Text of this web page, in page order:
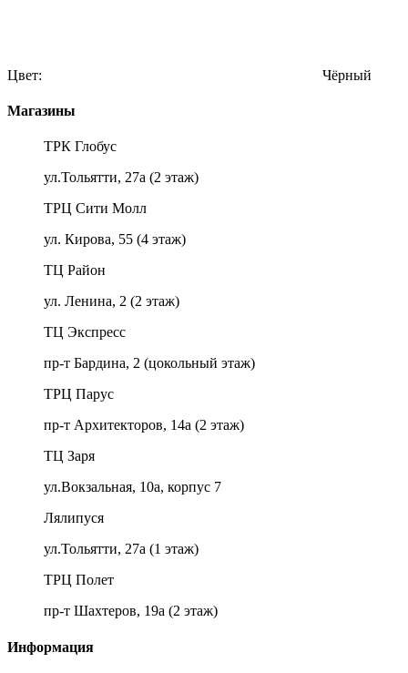
Цвет: Чёрный
Магазины
ТРК Глобус
ул.Тольятти, 27а (2 этаж)
ТРЦ Сити Молл
ул. Кирова, 55 (4 этаж)
ТЦ Район
ул. Ленина, 2 (2 этаж)
ТЦ Экспресс
пр-т Бардина, 2 (цокольный этаж)
ТРЦ Парус
пр-т Архитекторов, 14а (2 этаж)
ТЦ Заря
ул.Вокзальная, 10а, корпус 7
Лялипуся
ул.Тольятти, 27а (1 этаж)
ТРЦ Полет
пр-т Шахтеров, 19а (2 этаж)
Информация